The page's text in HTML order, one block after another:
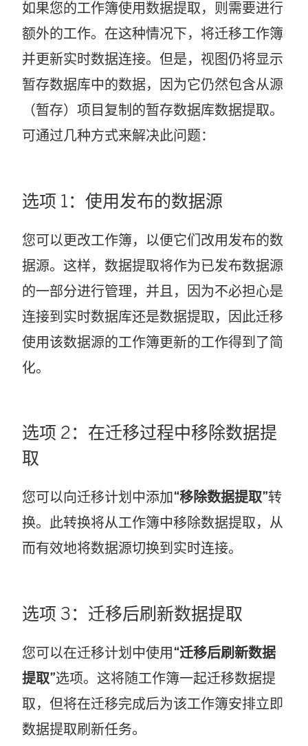
如果您的工作簿使用数据提取，则需要进行
额外的工作。在这种情况下，将迁移工作簿
并更新实时数据连接。但是，视图仍将显示
暂存数据库中的数据，因为它仍然包含从源
（暂存） 项目 复制的暂存数据库数据提取。
可通过几种方式来解决此问题：
选项 1：使用发布的数据源
您可以更改工作簿，以便它们改用发布的数
据源。这样，数据提取将作为已发布数据源
的一部分进行管理，并且，因为不必担心是
连接到实时数据库还是数据提取，因此迁移
使用该数据源的工作簿更新的工作得到了简
化。
选项 2：在迁移过程中移除数据提
取
您可以向迁移计划中添加“移除数据提取”转
换。此转换将从工作簿中移除数据提取，从
而有效地将数据源切换到实时连接。
选项 3：迁移后刷新数据提取
您可以在迁移计划中使用“迁移后刷新数据
提取”选项。这将随工作簿一起迁移数据提
取，但将在迁移完成后为该工作簿安排立即
数据提取刷新任务。